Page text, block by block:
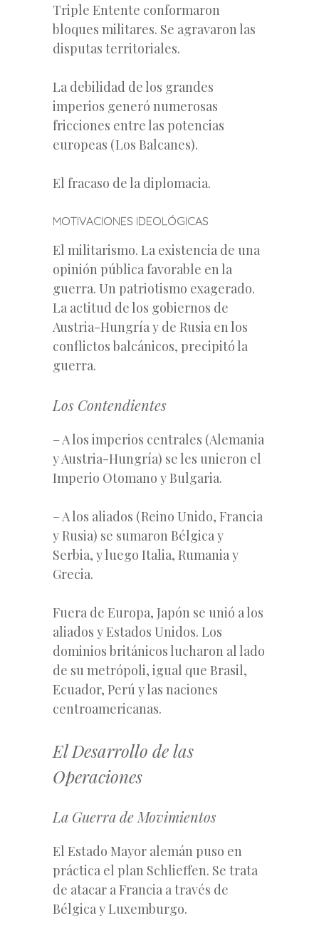
Triple Entente conformaron
bloques militares. Se agravaron las
disputas territoriales.
La debilidad de los grandes
imperios generó numerosas
fricciones entre las potencias
europeas (Los Balcanes).
El fracaso de la diplomacia.
MOTIVACIONES IDEOLÓGICAS
El militarismo. La existencia de una
opinión pública favorable en la
guerra. Un patriotismo exagerado.
La actitud de los gobiernos de
Austria-Hungría y de Rusia en los
conflictos balcánicos, precipitó la
guerra.
Los Contendientes
– A los imperios centrales (Alemania
y Austria-Hungría) se les unieron el
Imperio Otomano y Bulgaria.
– A los aliados (Reino Unido, Francia
y Rusia) se sumaron Bélgica y
Serbia, y luego Italia, Rumania y
Grecia.
Fuera de Europa, Japón se unió a los
aliados y Estados Unidos. Los
dominios británicos lucharon al lado
de su metrópoli, igual que Brasil,
Ecuador, Perú y las naciones
centroamericanas.
El Desarrollo de las
Operaciones
La Guerra de Movimientos
El Estado Mayor alemán puso en
práctica el plan Schlieffen. Se trata
de atacar a Francia a través de
Bélgica y Luxemburgo.